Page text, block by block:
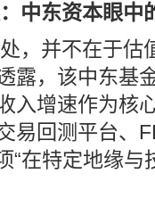
中东资本眼中
，并不在于估
露，该中东基
入增速作为核
易回测平台、
“在特定地缘与